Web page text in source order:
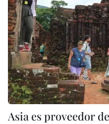
Asia es proveedor